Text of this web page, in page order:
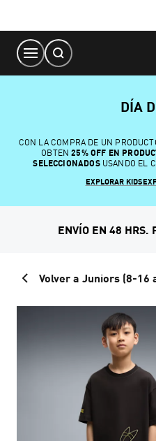
Content
DÍA
CON LA COMPRA DE UN
OBTEN 25% OFF EN
SELECCIONADOSUSANDO EL
EXPLORAR KIDS
ENVÍO EN 48 HRS.
Volver a Juniors (8-16